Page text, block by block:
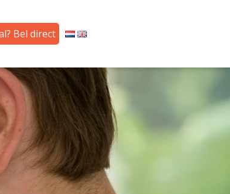
Bel direct